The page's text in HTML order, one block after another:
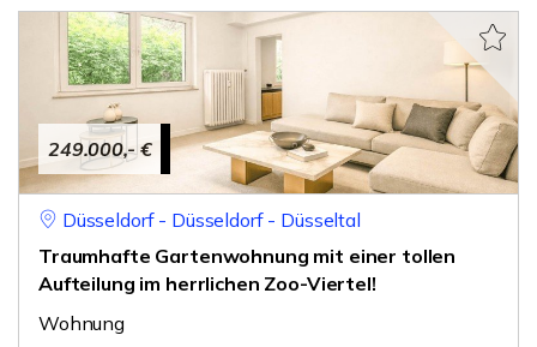
249.000,- €
Düsseldorf - Düsseldorf - Düsseltal
Traumhafte Gartenwohnung mit einer tollen
Aufteilung im herrlichen Zoo-Viertel!
Wohnung